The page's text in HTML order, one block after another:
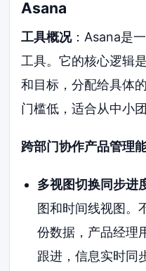
Asana
工具概况：Asana是
工具。它的核心逻辑
和目标，分配给具体
门槛低，适合从中小
跨部门协作产品管理
多视图切换同步进
图和时间线视图。
份数据，产品经理
跟进，信息实时同